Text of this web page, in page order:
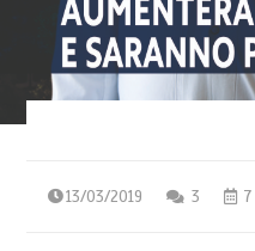
13/03/2019 3